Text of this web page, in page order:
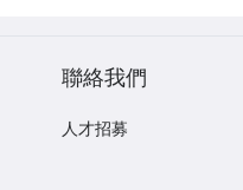
聯絡我們
人才招募